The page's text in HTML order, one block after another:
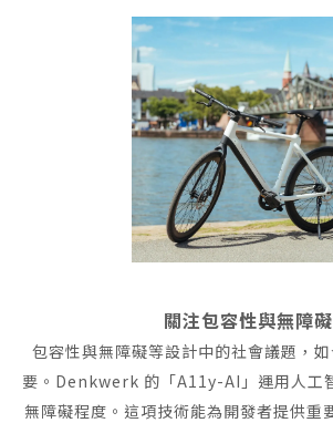
關注包容性與無障礙
包容性與無障礙等設計中的社會議題，
要。Denkwerk 的「A11y-AI」運用人工
無障礙程度。這項技術能為開發者提供重